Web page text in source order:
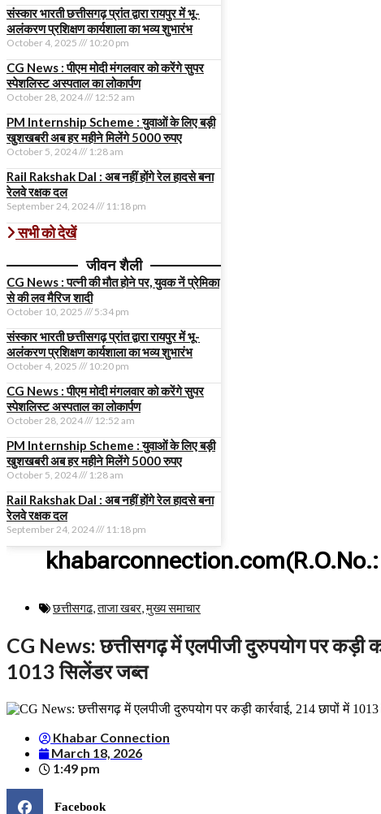
संस्कार भारती छत्तीसगढ़ प्रांत द्वारा रायपुर में भू-
अलंकरण प्रशिक्षण कार्यशाला का भव्य शुभारंभ
October 4, 2025 10:20 pm
CG News : पीएम मोदी मंगलवार को करेंगे सुपर
स्पेशलिस्ट अस्पताल का लोकार्पण
October 28, 2024 12:52 am
PM Internship Scheme : युवाओं के लिए बड़ी
खुशखबरी अब हर महीने मिलेंगे 5000 रुपए
October 5, 2024 1:28 am
Rail Rakshak Dal : अब नहीं होंगे रेल हादसे बना
रेलवे रक्षक दल
September 24, 2024 11:18 pm
सभी को देखें
जीवन शैली
CG News : पत्नी की मौत होने पर, युवक नें प्रेमिका
से की लव मैरिज शादी
October 10, 2025 5:34 pm
संस्कार भारती छत्तीसगढ़ प्रांत द्वारा रायपुर में भू-
अलंकरण प्रशिक्षण कार्यशाला का भव्य शुभारंभ
October 4, 2025 10:20 pm
CG News : पीएम मोदी मंगलवार को करेंगे सुपर
स्पेशलिस्ट अस्पताल का लोकार्पण
October 28, 2024 12:52 am
PM Internship Scheme : युवाओं के लिए बड़ी
खुशखबरी अब हर महीने मिलेंगे 5000 रुपए
October 5, 2024 1:28 am
Rail Rakshak Dal : अब नहीं होंगे रेल हादसे बना
रेलवे रक्षक दल
September 24, 2024 11:18 pm
छत्तीसगढ,ताजा खबर,मुख्य समाचार​
CG News: छत्तीसगढ़ में एलपीजी दुरुपयोग पर कड़ी
1013 सिलेंडर जब्त
Khabar Connection
March 18, 2026
1:49 pm
Facebook